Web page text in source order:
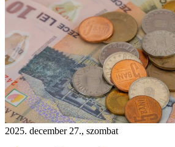
2025. december 27., szombat